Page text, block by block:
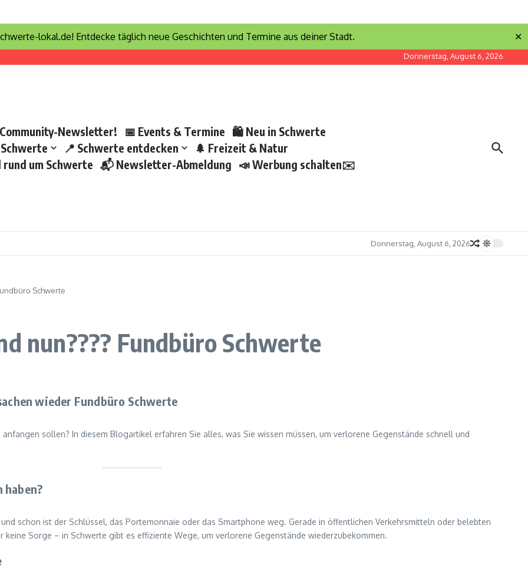
lokal.de! Entdecke täglich neue Geschichten und Termine aus deiner Stadt. ✕
2026
Donnerstag, August 6, 2026
Newsletter! 📅 Events & Termine 🛍 Neu in Schwerte
📍 Schwerte entdecken
🌲 Freizeit & Natur
um Schwerte 📬 Newsletter-Abmeldung 📣 Werbung schalten✉️
Donnerstag, August 6, 2026
Schwerte
nun???? Fundbüro Schwerte
wieder Fundbüro Schwerte
sollen? In diesem Blogartikel erfahren Sie alles, was Sie wissen müssen, um verlorene Gegenstände schnell und
haben?
schon ist der Schlüssel, das Portemonnaie oder das Smartphone weg. Gerade in öffentlichen Verkehrsmitteln oder belebten
Sorge – in Schwerte gibt es effiziente Wege, um verlorene Gegenstände wiederzubekommen.